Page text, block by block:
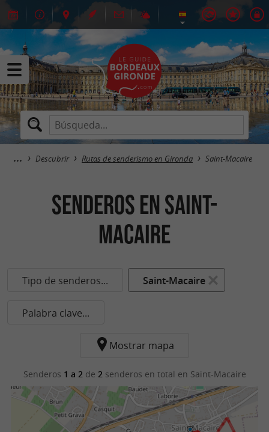
Descubrir Rutas de senderismo en Gironda Saint-Macaire
senderos en Saint-
Macaire
Tipo de senderos... Saint-Macaire
Palabra clave...
Mostrar mapa
Senderos 1 a 2de 2senderos en total en Saint-Macaire